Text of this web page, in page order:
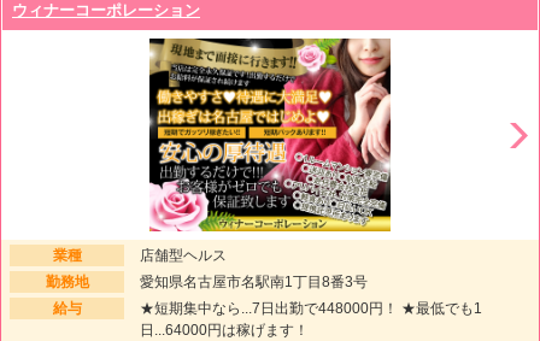
ウィナーコーポレーション
業種
店舗型ヘルス
勤務地
愛知県名古屋市名駅南1丁目8番3号
給与
★短期集中なら...7日出勤で448000円！ ★最低でも1
日...64000円は稼げます！